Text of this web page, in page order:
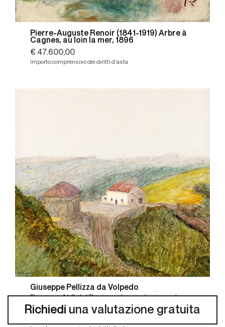
Richiedi una valutazione gratuita
Pierre-Auguste Renoir (1841-1919) Arbre à
Cagnes, au loin la mer, 1896
€ 47.600,00
Importo comprensivo dei diritti d'asta
Giuseppe Pellizza da Volpedo
Ricovero N.2 del Penice o La cantoniera al
passo del Penice